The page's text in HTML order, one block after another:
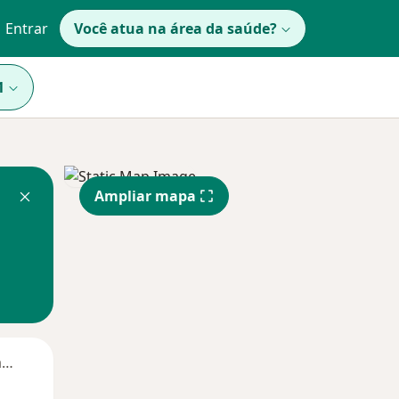
Entrar Você atua na área da saúde?
Segunda-feira
Ampliar mapa